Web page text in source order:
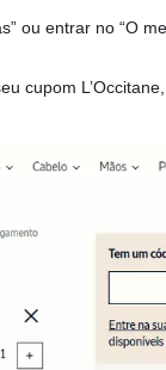
ou entrar no “O
cupom